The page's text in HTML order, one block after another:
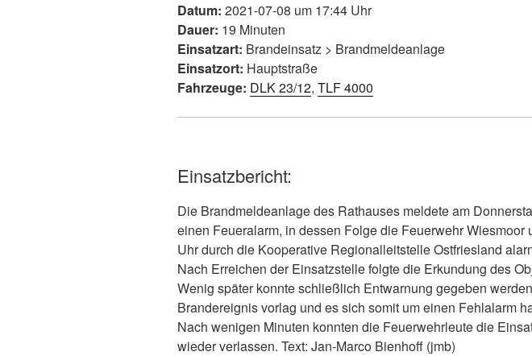
Datum: 2021-07-08 um 17:44 Uhr
Dauer: 19 Minuten
Einsatzart: Brandeinsatz > Brandmeldeanlage
Einsatzort: Hauptstraße
Fahrzeuge: DLK 23/12, TLF 4000
Einsatzbericht:
Die Brandmeldeanlage des Rathauses meldete am
einen Feueralarm, in dessen Folge die Feuerwehr Wiesmoor
Uhr durch die Kooperative Regionalleitstelle Ostfriesland
Nach Erreichen der Einsatzstelle folgte die Erkundung des
Wenig später konnte schließlich Entwarnung gegeben
Brandereignis vorlag und es sich somit um einen Fehlalarm
Nach wenigen Minuten konnten die Feuerwehrleute die
wieder verlassen. Text: Jan-Marco Bienhoff (jmb)